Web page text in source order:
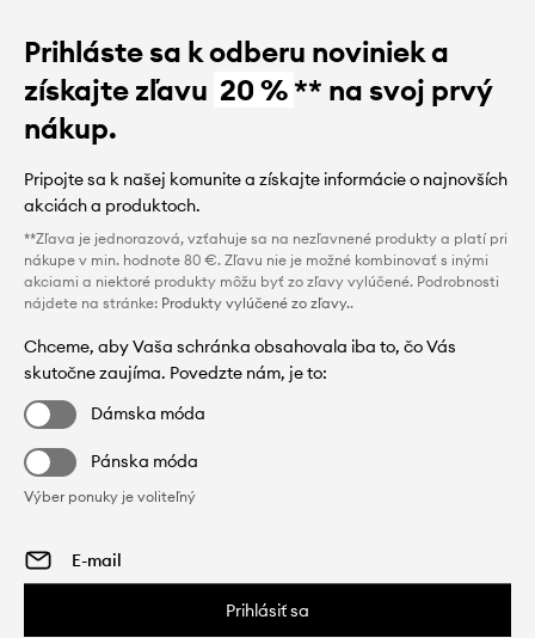
Prihláste sa k odberu noviniek a
získajte zľavu 20 %** na svoj prvý
nákup.
Pripojte sa k našej komunite a získajte informácie o najnovších
akciách a produktoch.
**Zľava je jednorazová, vzťahuje sa na nezľavnené produkty a platí pri
nákupe v min. hodnote 80 €. Zľavu nie je možné kombinovať s inými
akciami a niektoré produkty môžu byť zo zľavy vylúčené. Podrobnosti
nájdete na stránke: Produkty vylúčené zo zľavy..
Chceme, aby Vaša schránka obsahovala iba to, čo Vás
skutočne zaujíma. Povedzte nám, je to:
Dámska móda
Pánska móda
Výber ponuky je voliteľný
Prihlásiť sa